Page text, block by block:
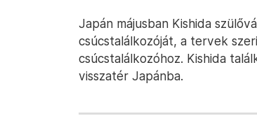
Japán májusban Kishida
csúcstalálkozóját, a tervek
csúcstalálkozóhoz. Kishida
visszatér Japánba.